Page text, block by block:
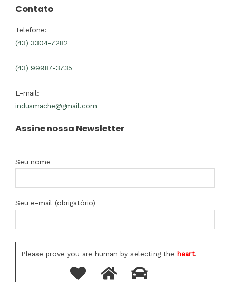
Contato
Telefone:
(43) 3304-7282
(43) 99987-3735
E-mail:
indusmache@gmail.com
Assine nossa Newsletter
Seu nome
Seu e-mail (obrigatório)
Please prove you are human by selecting the heart.